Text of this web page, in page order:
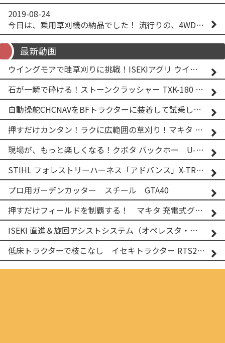
2019-08-24
今日は、乗用草刈機の納品でした！ 流行りの、4WD！ #イセキアグリ #オーレック #四駆 #増税間近
最新動画
ウイングモアで畦草刈りに挑戦！ISEKIアグリ ウイングモア WM746AF
石が一瞬で砕ける！ストーンクラッシャー TXK-180 実演
自動操舵CHCNAVをBFトラクターに装着して試乗してみた！！ CHCNAV NX610
押すだけカンタン！ラクに広範囲の草刈り！マキタ バッテリー式草刈り機 MUG001G 2
現場が、もっと楽しくなる！クボタ バックホー U-25-3A
STIHL フォレストリーハーネス「アドバンス」X-TREEm
プロ用ガーデンカッター スチール GTA40
押すだけフィールドを制覇する！ マキタ 充電式グランドトリマー MUG001G
ISEKI 直進＆旋回アシストシステム（オペレスタ・ターン）搭載 イセキ 乗用田植機 PRJ8D-ZJL
低床トラクターで枝こなし イセキトラクター RTS205NS & フレールモア FNC1202F